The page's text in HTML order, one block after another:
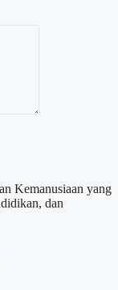
Kemanusiaan yang
dan